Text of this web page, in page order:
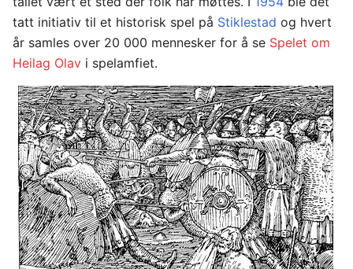
tatt initiativ til et historisk spel på Stiklestad og hvert
år samles over 20 000 mennesker for å se Spelet om
Heilag Olav i spelamfiet.